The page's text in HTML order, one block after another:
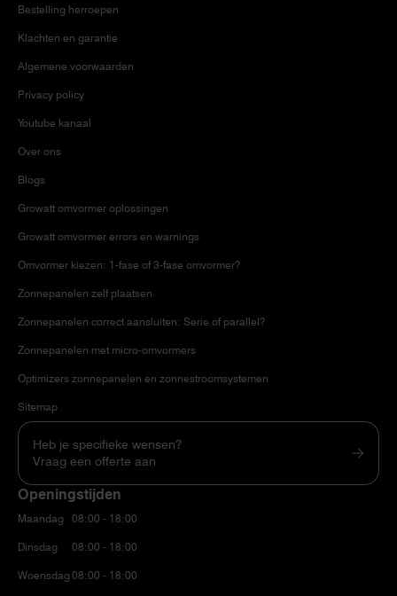
Bestelling herroepen
Klachten en garantie
Algemene voorwaarden
Privacy policy
Youtube kanaal
Over ons
Blogs
Growatt omvormer oplossingen
Growatt omvormer errors en warnings
Omvormer kiezen: 1-fase of 3-fase omvormer?
Zonnepanelen zelf plaatsen
Zonnepanelen correct aansluiten: Serie of parallel?
Zonnepanelen met micro-omvormers
Optimizers zonnepanelen en zonnestroomsystemen
Sitemap
Heb je specifieke wensen?
Vraag een offerte aan
Openingstijden
Maandag
Dinsdag
Woensdag
08:00 - 18:00
08:00 - 18:00
08:00 - 18:00